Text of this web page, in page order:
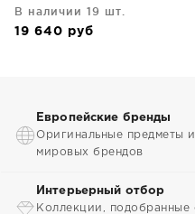
В наличии 19 шт.
19 640 руб
Европейские бренды
Оригинальные предметы
мировых брендов
Интерьерный отбор
Коллекции, подобранные